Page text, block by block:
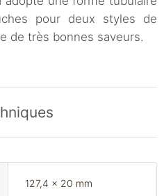
pour deux styles de
de très bonnes saveurs.
127,4 x 20 mm